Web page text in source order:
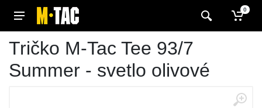
0
Tričko M-Tac Tee 93/7
Summer - svetlo olivové